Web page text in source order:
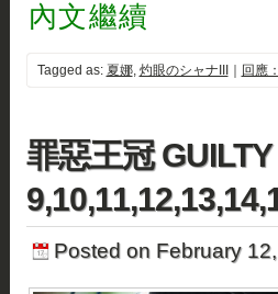
內文繼續
Tagged as: 夏娜, 灼眼のシャナIII 回應
罪惡王冠
Posted on February